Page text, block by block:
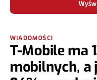
WIADOMOŚCI
T-Mobile ma
mobilnych, a